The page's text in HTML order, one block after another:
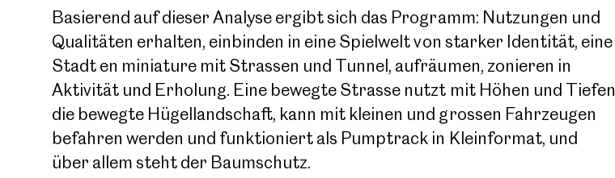
Basierend auf dieser Analyse ergibt sich das Programm: Nutzungen und
Qualitäten erhalten, einbinden in eine Spielwelt von starker Identität, eine
Stadt en miniature mit Strassen und Tunnel, aufräumen, zonieren in
Aktivität und Erholung. Eine bewegte Strasse nutzt mit Höhen und Tiefen
die bewegte Hügellandschaft, kann mit kleinen und grossen Fahrzeugen
befahren werden und funktioniert als Pumptrack in Kleinformat, und
über allem steht der Baumschutz.